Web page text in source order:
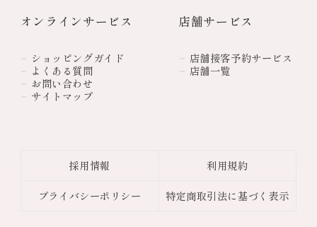
オンラインサービス
ショッピングガイド
よくある質問
お問い合わせ
サイトマップ
店舗サービス
店舗接客予約サービス
店舗一覧
採用情報
プライバシーポリシー
利用規約
特定商取引法に基づく表示